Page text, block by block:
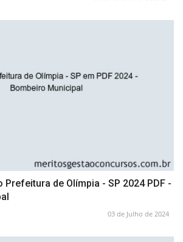
de Olímpia - SP 2024 PDF -
03 de Julho de 2024